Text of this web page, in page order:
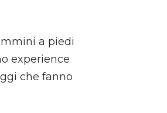
a piedi
experience
che fanno